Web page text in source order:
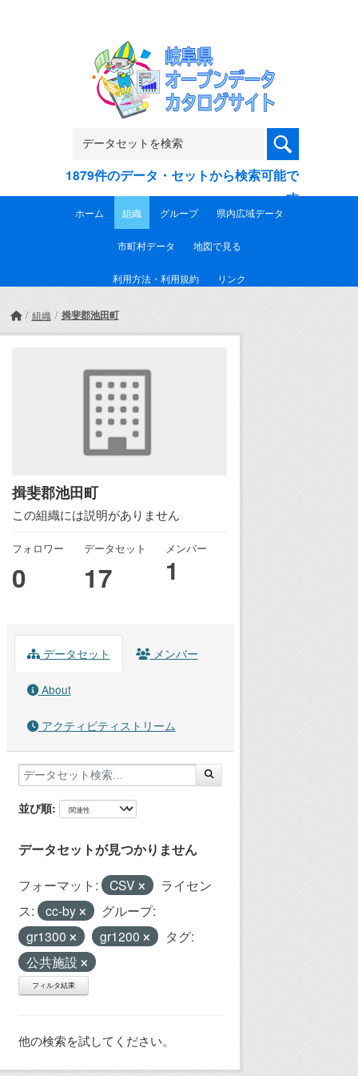
1879件のデータ・セットから検索可能で
す
ホーム 組織 グループ 県内広域データ
市町村データ 地図で見る
利用方法・利用規約 リンク
組織 揖斐郡池田町
揖斐郡池田町
この組織には説明がありません
フォロワー
0
データセット
17
メンバー
1
データセット メンバー
About
アクティビティストリーム
並び順
データセットが見つかりません
フォーマット: CSV
ライセン
ス:
cc-by
グループ:
gr1300
gr1200
タグ:
公共施設
フィルタ結果
他の検索を試してください。